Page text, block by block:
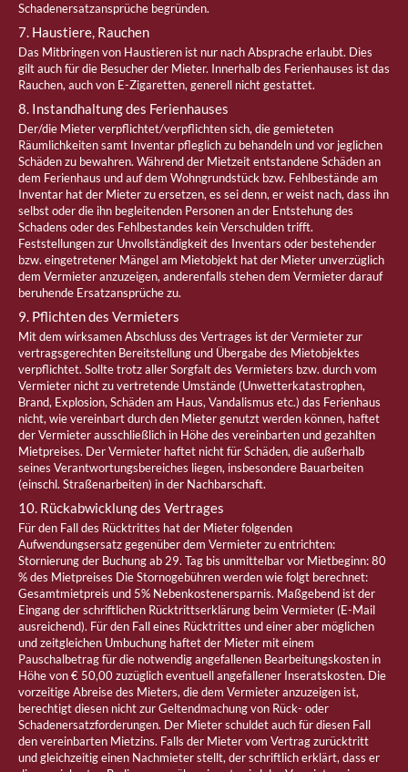
Schadenersatzansprüche begründen.
7. Haustiere, Rauchen
Das Mitbringen von Haustieren ist nur nach Absprache erlaubt. Dies
gilt auch für die Besucher der Mieter. Innerhalb des Ferienhauses ist das
Rauchen, auch von E-Zigaretten, generell nicht gestattet.
8. Instandhaltung des Ferienhauses
Der/die Mieter verpflichtet/verpflichten sich, die gemieteten
Räumlichkeiten samt Inventar pfleglich zu behandeln und vor jeglichen
Schäden zu bewahren. Während der Mietzeit entstandene Schäden an
dem Ferienhaus und auf dem Wohngrundstück bzw. Fehlbestände am
Inventar hat der Mieter zu ersetzen, es sei denn, er weist nach, dass ihn
selbst oder die ihn begleitenden Personen an der Entstehung des
Schadens oder des Fehlbestandes kein Verschulden trifft.
Feststellungen zur Unvollständigkeit des Inventars oder bestehender
bzw. eingetretener Mängel am Mietobjekt hat der Mieter unverzüglich
dem Vermieter anzuzeigen, anderenfalls stehen dem Vermieter darauf
beruhende Ersatzansprüche zu.
9. Pflichten des Vermieters
Mit dem wirksamen Abschluss des Vertrages ist der Vermieter zur
vertragsgerechten Bereitstellung und Übergabe des Mietobjektes
verpflichtet. Sollte trotz aller Sorgfalt des Vermieters bzw. durch vom
Vermieter nicht zu vertretende Umstände (Unwetterkatastrophen,
Brand, Explosion, Schäden am Haus, Vandalismus etc.) das Ferienhaus
nicht, wie vereinbart durch den Mieter genutzt werden können, haftet
der Vermieter ausschließlich in Höhe des vereinbarten und gezahlten
Mietpreises. Der Vermieter haftet nicht für Schäden, die außerhalb
seines Verantwortungsbereiches liegen, insbesondere Bauarbeiten
(einschl. Straßenarbeiten) in der Nachbarschaft.
10. Rückabwicklung des Vertrages
Für den Fall des Rücktrittes hat der Mieter folgenden
Aufwendungsersatz gegenüber dem Vermieter zu entrichten:
Stornierung der Buchung ab 29. Tag bis unmittelbar vor Mietbeginn: 80
% des Mietpreises Die Stornogebühren werden wie folgt berechnet:
Gesamtmietpreis und 5% Nebenkostenersparnis. Maßgebend ist der
Eingang der schriftlichen Rücktrittserklärung beim Vermieter (E-Mail
ausreichend). Für den Fall eines Rücktrittes und einer aber möglichen
und zeitgleichen Umbuchung haftet der Mieter mit einem
Pauschalbetrag für die notwendig angefallenen Bearbeitungskosten in
Höhe von € 50,00 zuzüglich eventuell angefallener Inseratskosten. Die
vorzeitige Abreise des Mieters, die dem Vermieter anzuzeigen ist,
berechtigt diesen nicht zur Geltendmachung von Rück- oder
Schadenersatzforderungen. Der Mieter schuldet auch für diesen Fall
den vereinbarten Mietzins. Falls der Mieter vom Vertrag zurücktritt
und gleichzeitig einen Nachmieter stellt, der schriftlich erklärt, dass er